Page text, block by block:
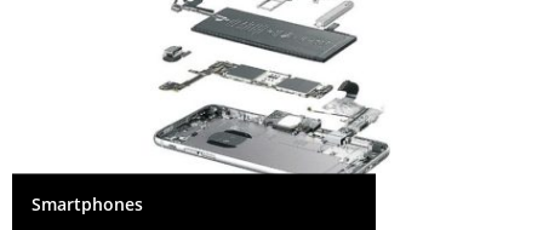
Smartphones